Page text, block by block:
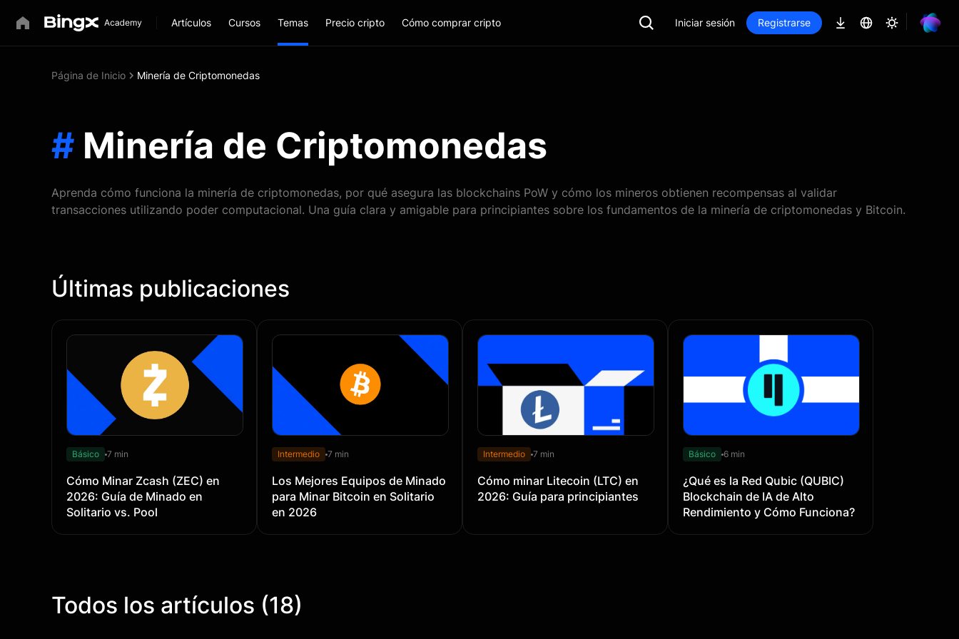
Artículos Cursos Temas Precio cripto Cómo comprar cripto Iniciar sesión Registrarse
Página de Inicio Minería de Criptomonedas
# Minería de Criptomonedas
Aprenda cómo funciona la minería de criptomonedas, por qué asegura las blockchains PoW y cómo los mineros obtienen recompensas al validar
transacciones utilizando poder computacional. Una guía clara y amigable para principiantes sobre los fundamentos de la minería de criptomonedas y Bitcoin.
Últimas publicaciones
Básico 7 min
Cómo Minar Zcash (ZEC) en
2026: Guía de Minado en
Solitario vs. Pool
Intermedio 7 min
Los Mejores Equipos de Minado
para Minar Bitcoin en Solitario
en 2026
Intermedio 7 min
Cómo minar Litecoin (LTC) en
2026: Guía para principiantes
Básico 6 min
¿Qué es la Red Qubic (QUBIC)
Blockchain de IA de Alto
Rendimiento y Cómo Funciona?
Todos los artículos (18)